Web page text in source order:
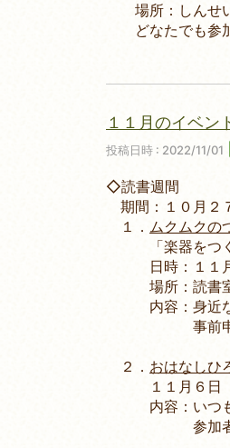
場所：しんせ
どなたでも参加
１１月のイベン
投稿日時 : 2022/11/01
◇読書週間
期間：１０月２
１． ムクムクの
「楽器をつく
日時：１１月
場所：読書
内容：身近なも
事前申し込み
２． おはなしひ
１１月６日（
内容：いつもの
参加者への